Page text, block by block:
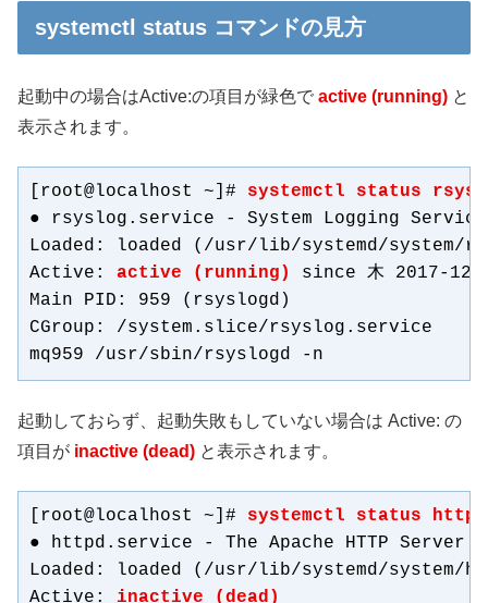
systemctl status コマンドの見方
起動中の場合はActive:の項目が緑色で active (running) と
表示されます。
[root@localhost ~]# systemctl status
● rsyslog.service - System Logging Service
Loaded: loaded (/usr/lib/systemd/system/
Active: active (running)
since 木 2017-
Main PID: 959 (rsyslogd)
CGroup: /system.slice/rsyslog.service
mq959 /usr/sbin/rsyslogd -n
起動しておらず、起動失敗もしていない場合は Active: の
項目が inactive (dead) と表示されます。
[root@localhost ~]# systemctl status httpd
● httpd.service - The Apache HTTP Server
Loaded: loaded (/usr/lib/systemd/
Active: inactive (dead)